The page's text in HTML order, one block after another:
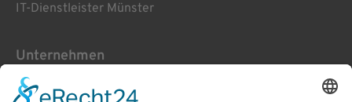
IT-Dienstleister Münster
Unternehmen
Home
Leistungen